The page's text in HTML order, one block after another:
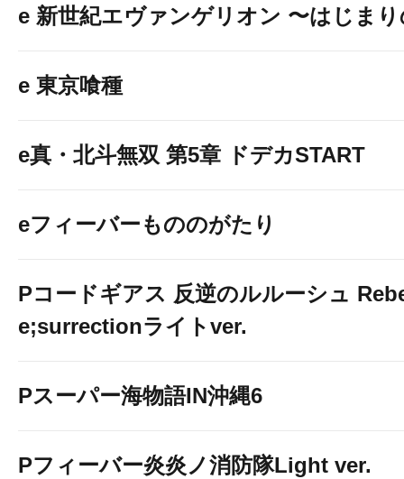
e 新世紀エヴァンゲリオン 〜はじま
e 東京喰種
e真・北斗無双 第5章 ドデカSTART
eフィーバーもののがたり
Pコードギアス 反逆のルルーシュ
e;surrectionライトver.
Pスーパー海物語IN沖縄6
Pフィーバー炎炎ノ消防隊Light ver.